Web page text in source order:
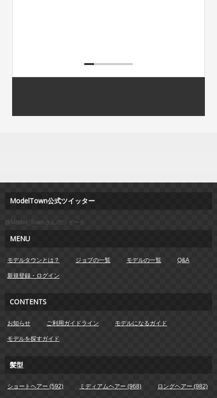
ModelTown公式ツイッター
@Model_Townさんのツイート
MENU
モデルタウンとは？ ジョブの一覧 モデルの一覧 Q&A
新規登録・ログイン
CONTENTS
お知らせ ご利用ガイドライン モデルになるガイド
モデルを探すガイド
髪型
ショートヘアー (592) ミディアムヘアー (968) ロングヘアー (982)